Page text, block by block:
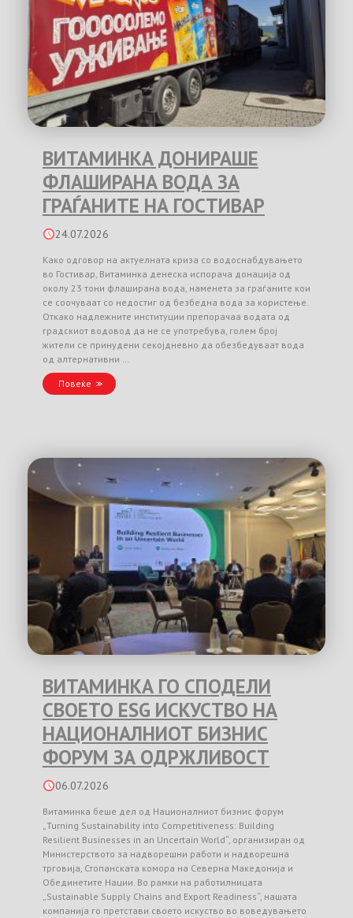
ВИТАМИНКА ДОНИРАШЕ
ФЛАШИРАНА ВОДА ЗА
ГРАЃАНИТЕ НА ГОСТИВАР
24.07.2026
Како одговор на актуелната криза со водоснабдувањето
во Гостивар, Витаминка денеска испорача донација од
околу 23 тони флаширана вода, наменета за граѓаните кои
се соочуваат со недостиг од безбедна вода за користење.
Откако надлежните институции препорачаа водата од
градскиот водовод да не се употребува, голем број
жители се принудени секојдневно да обезбедуваат вода
од алтернативни …
Повеќе
ВИТАМИНКА ГО СПОДЕЛИ
СВОЕТО ESG ИСКУСТВО НА
НАЦИОНАЛНИОТ БИЗНИС
ФОРУМ ЗА ОДРЖЛИВОСТ
06.07.2026
Витаминка беше дел од Националниот бизнис форум
„Turning Sustainability into Competitiveness: Building
Resilient Businesses in an Uncertain World“, организиран од
Министерството за надворешни работи и надворешна
трговија, Стопанската комора на Северна Македонија и
Обединетите Нации. Во рамки на работилницата
„Sustainable Supply Chains and Export Readiness“, нашата
компанија го претстави своето искуство во воведувањето